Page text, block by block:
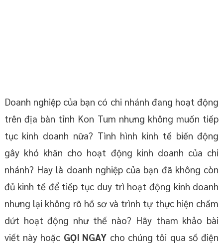
Doanh nghiệp của bạn có chi nhánh đang hoạt động
trên địa bàn tỉnh Kon Tum nhưng không muốn tiếp
tục kinh doanh nữa? Tình hình kinh tế biến động
gây khó khăn cho hoạt động kinh doanh của chi
nhánh? Hay là doanh nghiệp của bạn đã không còn
đủ kinh tế để tiếp tục duy trì hoạt động kinh doanh
nhưng lại không rõ hồ sơ và trình tự thực hiện chấm
dứt hoạt động như thế nào? Hãy tham khảo bài
viết này hoặc GỌI NGAY cho chúng tôi qua số điện